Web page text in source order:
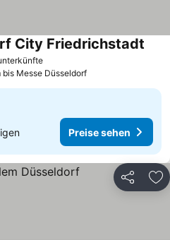
City Friedrichstadt
bis Messe Düsseldorf
Preise sehen
Teilen